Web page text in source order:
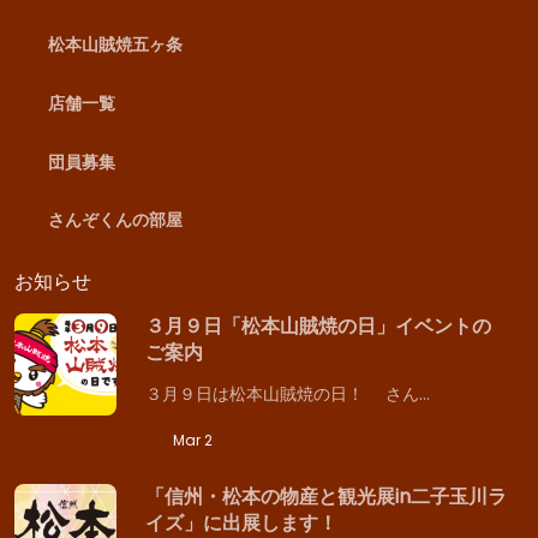
松本山賊焼五ヶ条
店舗一覧
団員募集
さんぞくんの部屋
お知らせ
３月９日「松本山賊焼の日」イベントの
ご案内
３月９日は松本山賊焼の日！ さん…
Mar 2
「信州・松本の物産と観光展in二子玉川ラ
イズ」に出展します！